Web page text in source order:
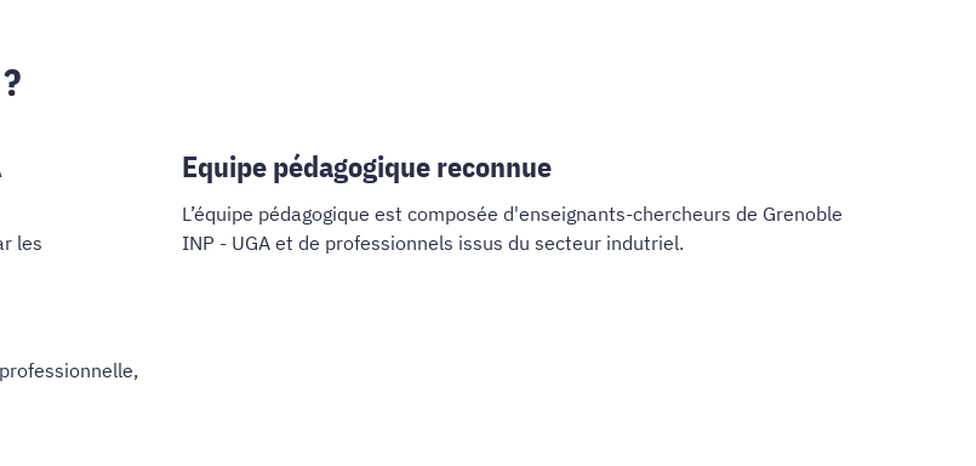
les
Equipe pédagogique reconnue
L’équipe pédagogique est composée d'enseignants-chercheurs de Grenoble
INP - UGA et de professionnels issus du secteur indutriel.